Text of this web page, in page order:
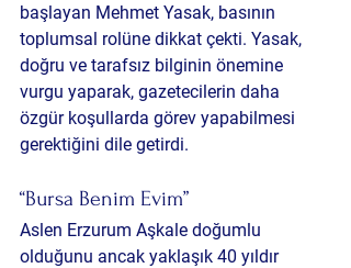
başlayan Mehmet Yasak, basının
toplumsal rolüne dikkat çekti. Yasak,
doğru ve tarafsız bilginin önemine
vurgu yaparak, gazetecilerin daha
özgür koşullarda görev yapabilmesi
gerektiğini dile getirdi.
“Bursa Benim Evim”
Aslen Erzurum Aşkale doğumlu
olduğunu ancak yaklaşık 40 yıldır